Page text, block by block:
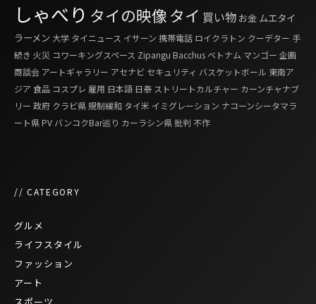
しゃべり タイの映像タイ 買い物 お金 ムエタイ
ラーメン 大学 タイニュース イサーン 携帯電話 ロイクラトン クーデター 手
続き 火災 コワーキングスペース Zipangu Bacchus ベトナム マンゴー 企画
商談会 アートギャラリー アセナビ セキュリティ バスケットボール 東南ア
ジア 食品 コスプレ 雇用 日本語 日泰 ストリートカルチャー カーンチャナブ
リー 政府 クラビ県規制緩和 タイ米 イミグレーション ナコーンシータマラ
ート県 PV バンコクBar巡り カーラシン県批判 不作
// CATEGORY
グルメ
ライフスタイル
ファッション
アート